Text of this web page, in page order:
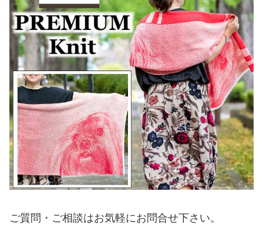
ご質問・ご相談はお気軽にお問合せ下さい。